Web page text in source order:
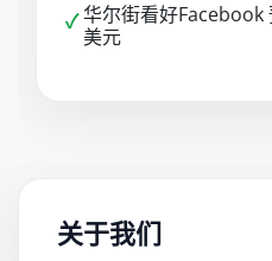
✓华尔街看好Facebook
美元
关于我们